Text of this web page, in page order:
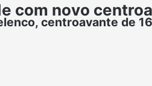
com novo
centroavante de